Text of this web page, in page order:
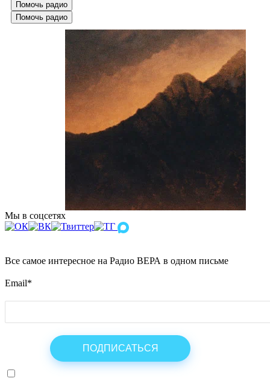
Помочь радио
Помочь радио
Мы в соцсетях
Все самое интересное на Радио ВЕРА в одном письме
Email*